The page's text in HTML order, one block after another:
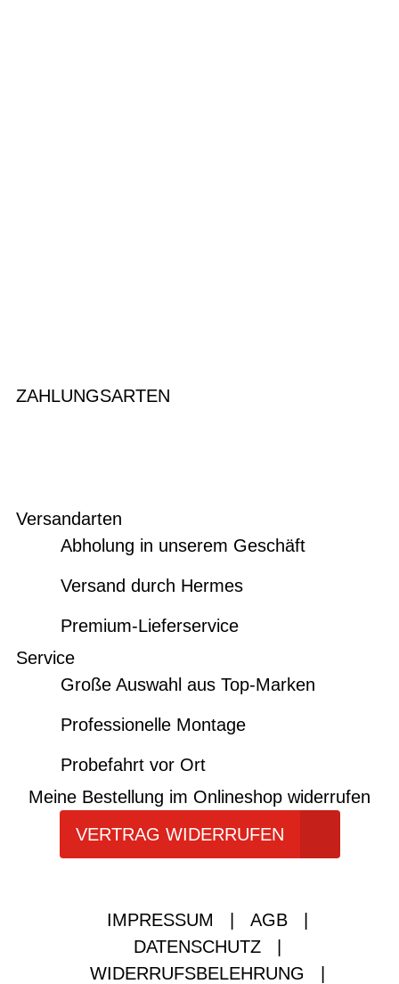
ZAHLUNGSARTEN
Versandarten
Abholung in unserem Geschäft
Versand durch Hermes
Premium-Lieferservice
Service
Große Auswahl aus Top-Marken
Professionelle Montage
Probefahrt vor Ort
Meine Bestellung im Onlineshop widerrufen
VERTRAG WIDERRUFEN
IMPRESSUM AGB
DATENSCHUTZ
WIDERRUFSBELEHRUNG